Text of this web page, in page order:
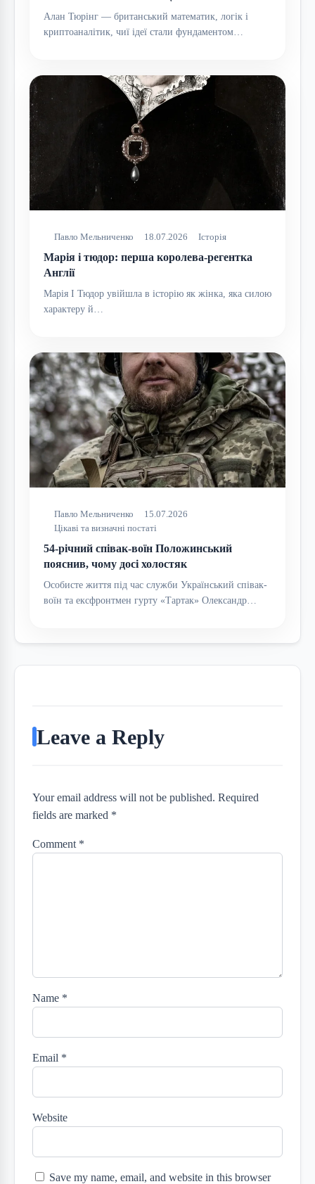
Алан Тюрінг — британський математик, логік і
криптоаналітик, чиї ідеї стали фундаментом…
Павло Мельниченко 18.07.2026 Історія
Марія i тюдор: перша королева-регентка
Англії
Марія I Тюдор увійшла в історію як жінка, яка силою
характеру й…
Павло Мельниченко
15.07.2026
Цікаві та визначні постаті
54-річний співак-воїн Положинський
пояснив, чому досі холостяк
Особисте життя під час служби Український співак-
воїн та ексфронтмен гурту «Тартак» Олександр…
Leave a Reply
Your email address will not be published. Required
fields are marked *
Comment *
Name *
Email *
Website
Save my name, email, and website in this browser